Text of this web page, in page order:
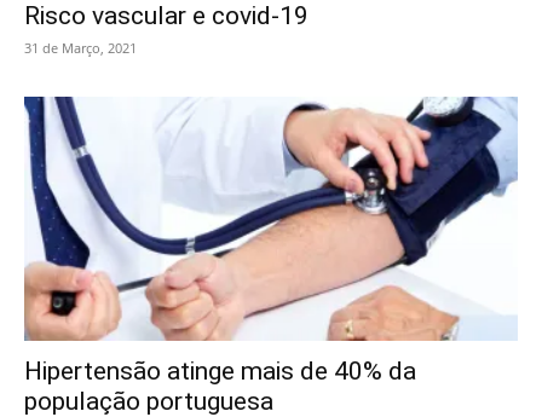
Risco vascular e covid-19
31 de Março, 2021
Hipertensão atinge mais de 40% da
população portuguesa